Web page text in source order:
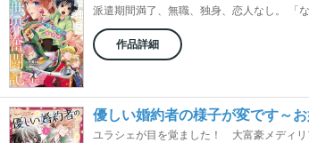
派遣期間満了、無職、独身、恋人なし。 「
作品詳細
優しい婚約者の様子が変です～
ユラシェが目を覚ました！ 大富豪メディ